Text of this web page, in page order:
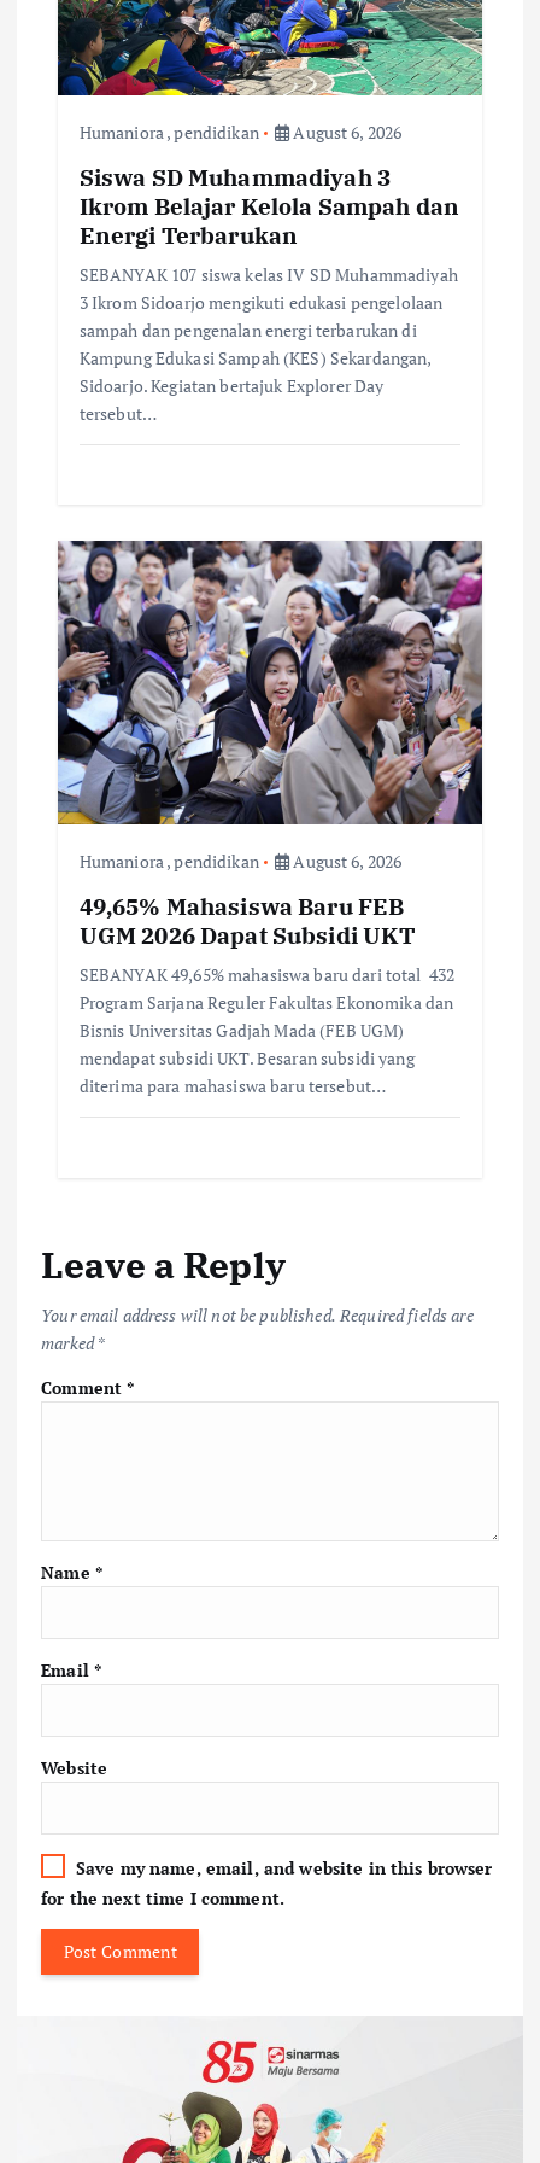
o
Humaniora,pendidikan August 6, 2026
Siswa SD Muhammadiyah 3
Ikrom Belajar Kelola Sampah dan
Energi Terbarukan
SEBANYAK 107 siswa kelas IV SD Muhammadiyah
3 Ikrom Sidoarjo mengikuti edukasi pengelolaan
sampah dan pengenalan energi terbarukan di
Kampung Edukasi Sampah (KES) Sekardangan,
Sidoarjo. ​Kegiatan bertajuk Explorer Day
tersebut…
Humaniora,pendidikan August 6, 2026
49,65% Mahasiswa Baru FEB
UGM 2026 Dapat Subsidi UKT
SEBANYAK 49,65% mahasiswa baru dari total 432
Program Sarjana Reguler Fakultas Ekonomika dan
Bisnis Universitas Gadjah Mada (FEB UGM)
mendapat subsidi UKT. Besaran subsidi yang
diterima para mahasiswa baru tersebut…
Leave a Reply
Your email address will not be published. Required fields are
marked*
Comment*
Name *
Email *
Website
Save my name, email, and website in this browser
for the next time I comment.